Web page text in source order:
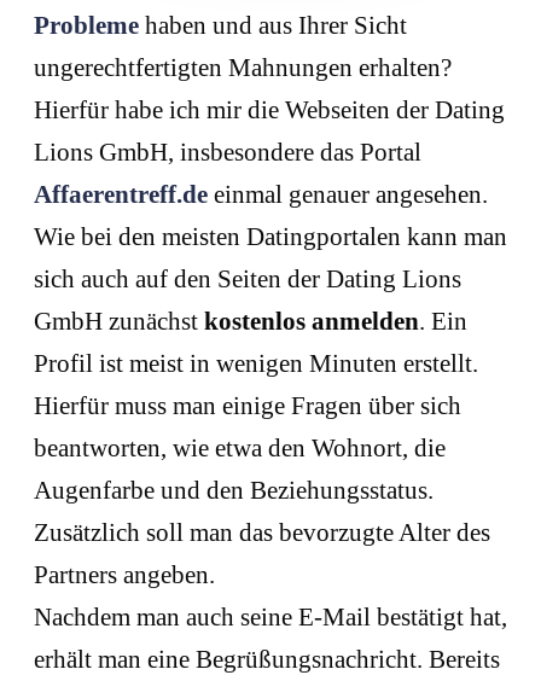
Probleme haben und aus Ihrer Sicht
ungerechtfertigten Mahnungen erhalten?
Hierfür habe ich mir die Webseiten der Dating
Lions GmbH, insbesondere das Portal
Affaerentreff.de einmal genauer angesehen.
Wie bei den meisten Datingportalen kann man
sich auch auf den Seiten der Dating Lions
GmbH zunächst kostenlos anmelden. Ein
Profil ist meist in wenigen Minuten erstellt.
Hierfür muss man einige Fragen über sich
beantworten, wie etwa den Wohnort, die
Augenfarbe und den Beziehungsstatus.
Zusätzlich soll man das bevorzugte Alter des
Partners angeben.
Nachdem man auch seine E-Mail bestätigt hat,
erhält man eine Begrüßungsnachricht. Bereits